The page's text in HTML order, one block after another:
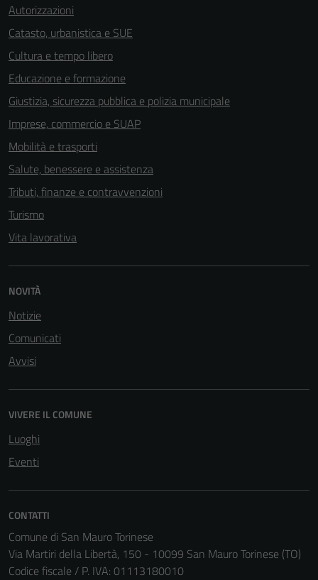
Autorizzazioni
Catasto, urbanistica e SUE
Cultura e tempo libero
Educazione e formazione
Giustizia, sicurezza pubblica e polizia municipale
Imprese, commercio e SUAP
Mobilità e trasporti
Salute, benessere e assistenza
Tributi, finanze e contravvenzioni
Turismo
Vita lavorativa
NOVITÀ
Notizie
Comunicati
Avvisi
VIVERE IL COMUNE
Luoghi
Eventi
CONTATTI
Comune di San Mauro Torinese
Via Martiri della Libertà, 150 - 10099 San Mauro Torinese (TO)
Codice fiscale / P. IVA: 01113180010